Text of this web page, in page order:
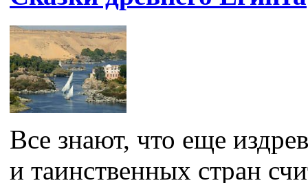
Все знают, что еще
и таинственных стран